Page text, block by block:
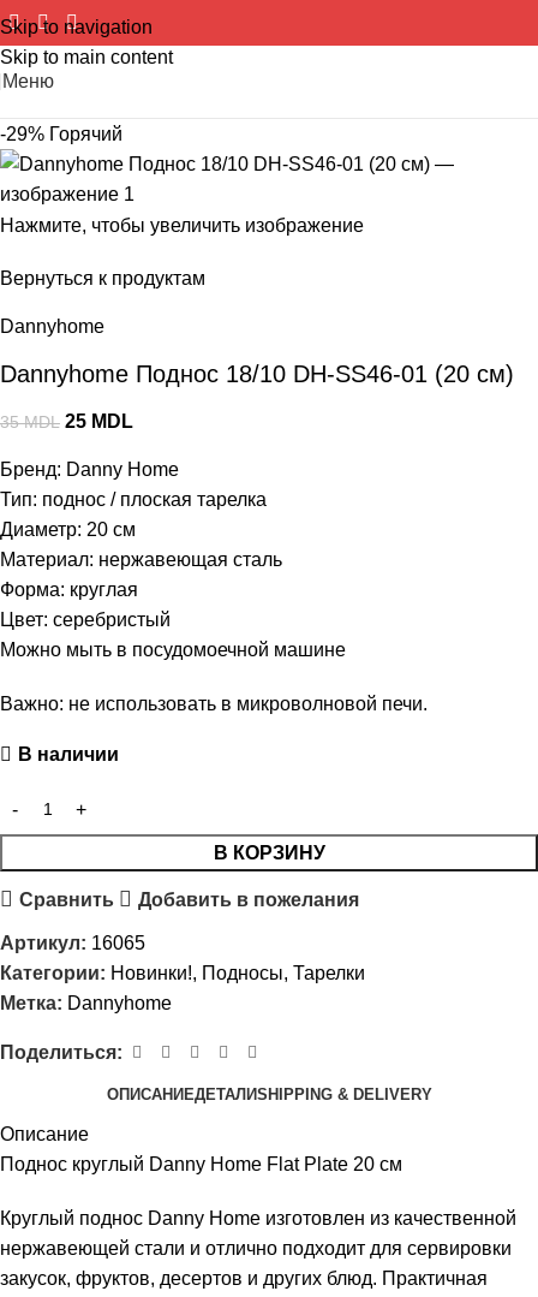
Skip to navigation
Skip to main content
Меню
-29% Горячий
Нажмите, чтобы увеличить изображение
Вернуться к продуктам
Dannyhome
Dannyhome Поднос 18/10 DH-SS46-01 (20 см)
35MDL 25 MDL
Бренд: Danny Home
Тип: поднос / плоская тарелка
Диаметр: 20 см
Материал: нержавеющая сталь
Форма: круглая
Цвет: серебристый
Можно мыть в посудомоечной машине
Важно: не использовать в микроволновой печи.
В наличии
В КОРЗИНУ
Сравнить Добавить в пожелания
Артикул: 16065
Категории: Новинки!, Подносы, Тарелки
Метка: Dannyhome
Поделиться:
ОПИСАНИЕДЕТАЛИSHIPPING & DELIVERY
Описание
Поднос круглый Danny Home Flat Plate 20 см
Круглый поднос Danny Home изготовлен из качественной
нержавеющей стали и отлично подходит для сервировки
закусок, фруктов, десертов и других блюд. Практичная